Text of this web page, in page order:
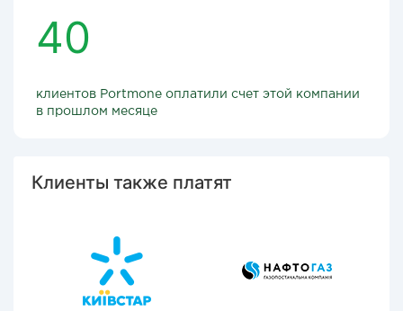
40
клиентов Portmone оплатили счет этой компании
в прошлом месяце
Клиенты также платят